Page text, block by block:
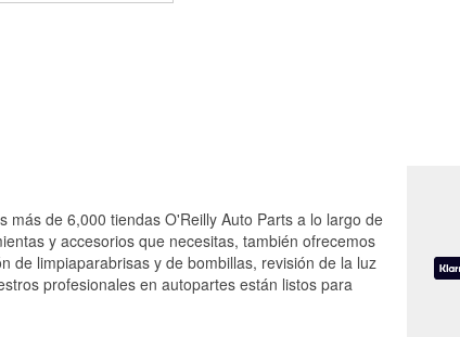
más de 6,000 tiendas O'Reilly Auto Parts a lo largo de
y accesorios que necesitas, también ofrecemos
de limpiaparabrisas y de bombillas, revisión de la luz
profesionales en autopartes están listos para